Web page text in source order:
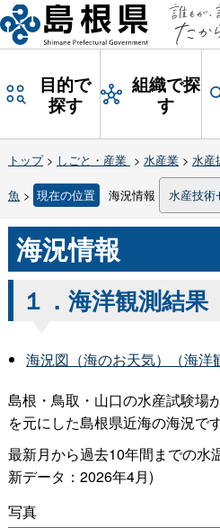
目的で
探す
組織で探
す
トップ> しごと・産業 > 水産業> 水産
魚 > 現在の位置 海況情報 水産技術
海況情報
１．海洋観測結果
海況図（海のお天気）（海洋
島根・鳥取・山口の水産試験場
を元にした島根県近海の海況です
最新月から過去10年間までの水
新データ：2026年4月)
写真